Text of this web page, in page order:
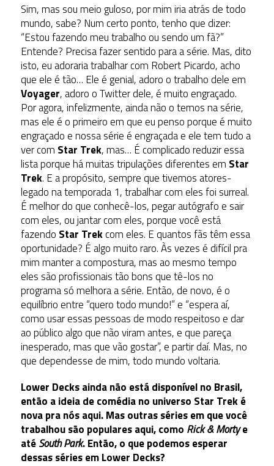
Sim, mas sou meio guloso, por mim iria atrás de todo
mundo, sabe? Num certo ponto, tenho que dizer:
“Estou fazendo meu trabalho ou sendo um fã?”
Entende? Precisa fazer sentido para a série. Mas, dito
isto, eu adoraria trabalhar com Robert Picardo, acho
que ele é tão… Ele é genial, adoro o trabalho dele em
Voyager, adoro o Twitter dele, é muito engraçado.
Por agora, infelizmente, ainda não o temos na série,
mas ele é o primeiro em que eu penso porque é muito
engraçado e nossa série é engraçada e ele tem tudo a
ver com Star Trek, mas… É complicado reduzir essa
lista porque há muitas tripulações diferentes em Star
Trek. E a propósito, sempre que tivemos atores-
legado na temporada 1, trabalhar com eles foi surreal.
É melhor do que conhecê-los, pegar autógrafo e sair
com eles, ou jantar com eles, porque você está
fazendo Star Trekcom eles. E quantos fãs têm essa
oportunidade? É algo muito raro. Às vezes é difícil pra
mim manter a compostura, mas ao mesmo tempo
eles são profissionais tão bons que tê-los no
programa só melhora a série. Então, de novo, é o
equilíbrio entre “quero todo mundo!” e “espera aí,
como usar essas pessoas de modo respeitoso e dar
ao público algo que não viram antes, e que pareça
inesperado, mas que vão gostar”, e partir daí. Mas, no
que dependesse de mim, todo mundo voltaria.
Lower Decks ainda não está disponível no Brasil,
então a ideia de comédia no universo Star Trek é
nova pra nós aqui. Mas outras séries em que você
trabalhou são populares aqui, como Rick & Mortye
atéSouth Park. Então, o que podemos esperar
dessas séries em Lower Decks?